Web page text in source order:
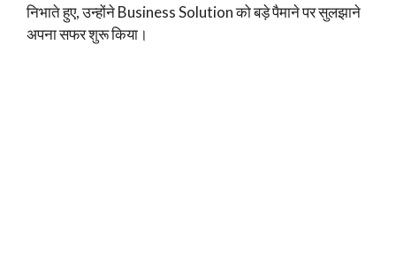
निभाते हुए, उन्होंने Business Solution को बड़े पैमाने पर सुलझाने
अपना सफर शुरू किया।